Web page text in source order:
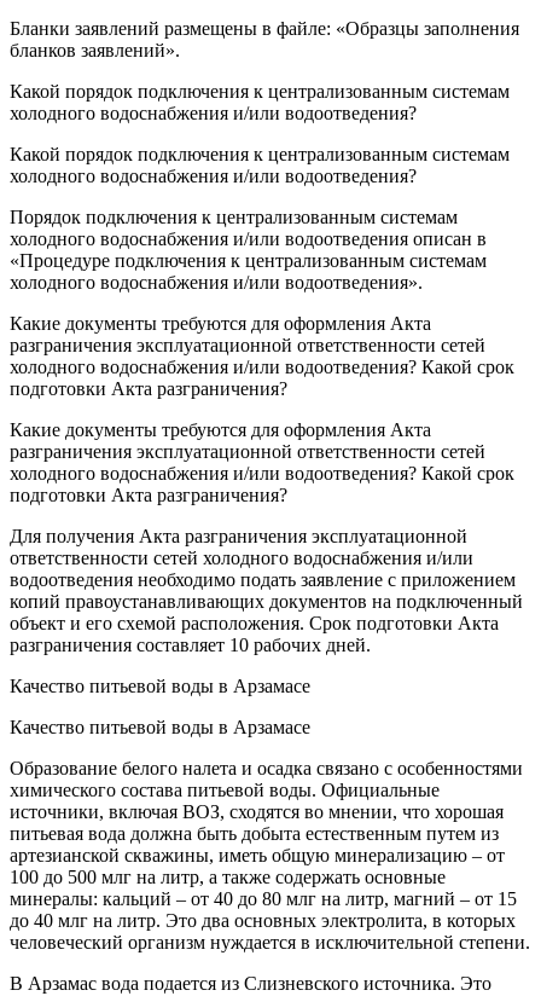
Бланки заявлений размещены в файле: «Образцы заполнения
бланков заявлений».
Какой порядок подключения к централизованным системам
холодного водоснабжения и/или водоотведения?
Какой порядок подключения к централизованным системам
холодного водоснабжения и/или водоотведения?
Порядок подключения к централизованным системам
холодного водоснабжения и/или водоотведения описан в
«Процедуре подключения к централизованным системам
холодного водоснабжения и/или водоотведения».
Какие документы требуются для оформления Акта
разграничения эксплуатационной ответственности сетей
холодного водоснабжения и/или водоотведения? Какой срок
подготовки Акта разграничения?
Какие документы требуются для оформления Акта
разграничения эксплуатационной ответственности сетей
холодного водоснабжения и/или водоотведения? Какой срок
подготовки Акта разграничения?
Для получения Акта разграничения эксплуатационной
ответственности сетей холодного водоснабжения и/или
водоотведения необходимо подать заявление с приложением
копий правоустанавливающих документов на подключенный
объект и его схемой расположения. Срок подготовки Акта
разграничения составляет 10 рабочих дней.
Качество питьевой воды в Арзамасе
Качество питьевой воды в Арзамасе
Образование белого налета и осадка связано с особенностями
химического состава питьевой воды. Официальные
источники, включая ВОЗ, сходятся во мнении, что хорошая
питьевая вода должна быть добыта естественным путем из
артезианской скважины, иметь общую минерализацию – от
100 до 500 млг на литр, а также содержать основные
минералы: кальций – от 40 до 80 млг на литр, магний – от 15
до 40 млг на литр. Это два основных электролита, в которых
человеческий организм нуждается в исключительной степени.
В Арзамас вода подается из Слизневского источника. Это